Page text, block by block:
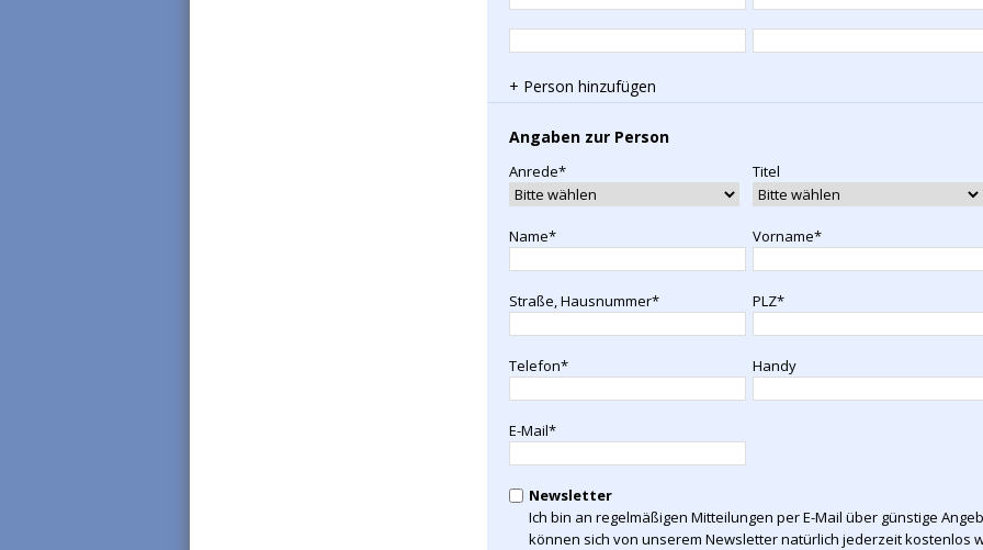
+ Person hinzufügen
Angaben zur Person
Anrede* Titel
Name* Vorname*
Straße, Hausnummer* PLZ*
Telefon* Handy
E-Mail*
Newsletter
Ich bin an regelmäßigen Mitteilungen per E-Mail über günstige
können sich von unserem Newsletter natürlich jederzeit kostenlos